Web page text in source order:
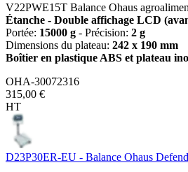
V22PWE15T Balance Ohaus
Étanche - Double affichage LCD
Portée: 15000 g - Précision: 2 g
Dimensions du plateau: 242 x 190 mm
Boîtier en plastique ABS et plateau
OHA-30072316
315,00 €
HT
D23P30ER-EU - Balance Ohaus